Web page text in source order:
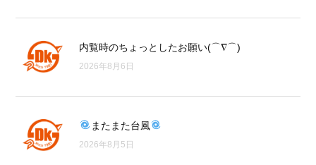
内覧時のちょっとしたお願い(⌒∇⌒)
2026年8月6日
またまた台風
2026年8月5日